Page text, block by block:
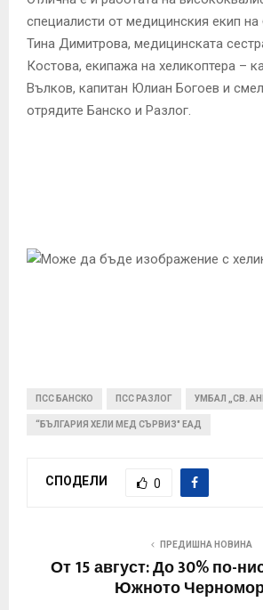
специалисти от медицинския екип
Тина Димитрова, медицинската
Костова, екипажа на хеликоптера –
Вълков, капитан Юлиан Богоев и
отрядите Банско и Разлог.
ПСС БАНСКО ПСС РАЗЛОГ УМБАЛ „СВ.
“БЪЛГАРИЯ ХЕЛИ МЕД СЪРВИЗ" ЕАД
СПОДЕЛИ 0
ПРЕДИШНА НОВИНА
От 15 август: До 30% по-
Южното